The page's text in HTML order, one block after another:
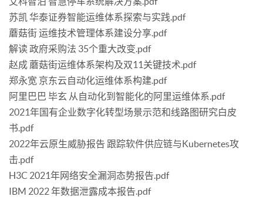
苏凯 华泰证券智能运维体系探索与实践.pdf
蘑菇街 运维技术管理体系建设分享.pdf
解读 政府采购法 35个重大改变.pdf
赵成 蘑菇街运维体系架构及双11关键技术.pdf
郑永宽 京东云自动化运维体系构建.pdf
阿里巴巴 毕玄 从自动化到智能化的阿里运维体系.pdf
2021年国有企业数字化转型场景示范和线路图研究白皮
书.pdf
2022年云原生威胁报告 跟踪软件供应链与Kubernetes攻
击.pdf
H3C 2021年网络安全漏洞态势报告.pdf
IBM 2022 年数据泄露成本报告.pdf